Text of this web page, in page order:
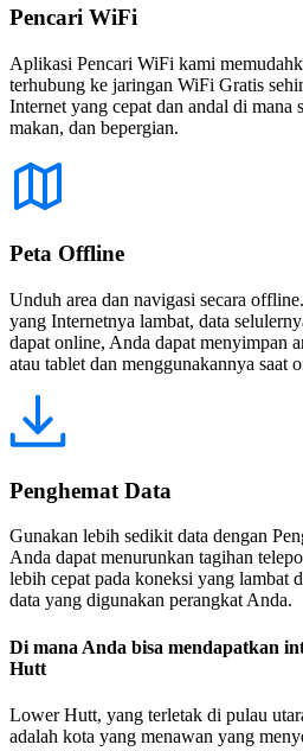
Pencari WiFi
Aplikasi Pencari WiFi kami
terhubung ke jaringan WiFi Gratis
Internet yang cepat dan andal di mana
makan, dan bepergian.
Peta Offline
Unduh area dan navigasi secara
yang Internetnya lambat, data
dapat online, Anda dapat menyimpan
atau tablet dan menggunakannya saat
Penghemat Data
Gunakan lebih sedikit data dengan
Anda dapat menurunkan tagihan
lebih cepat pada koneksi yang lambat
data yang digunakan perangkat Anda.
Di mana Anda bisa mendapatkan
Hutt
Lower Hutt, yang terletak di pulau
adalah kota yang menawan yang